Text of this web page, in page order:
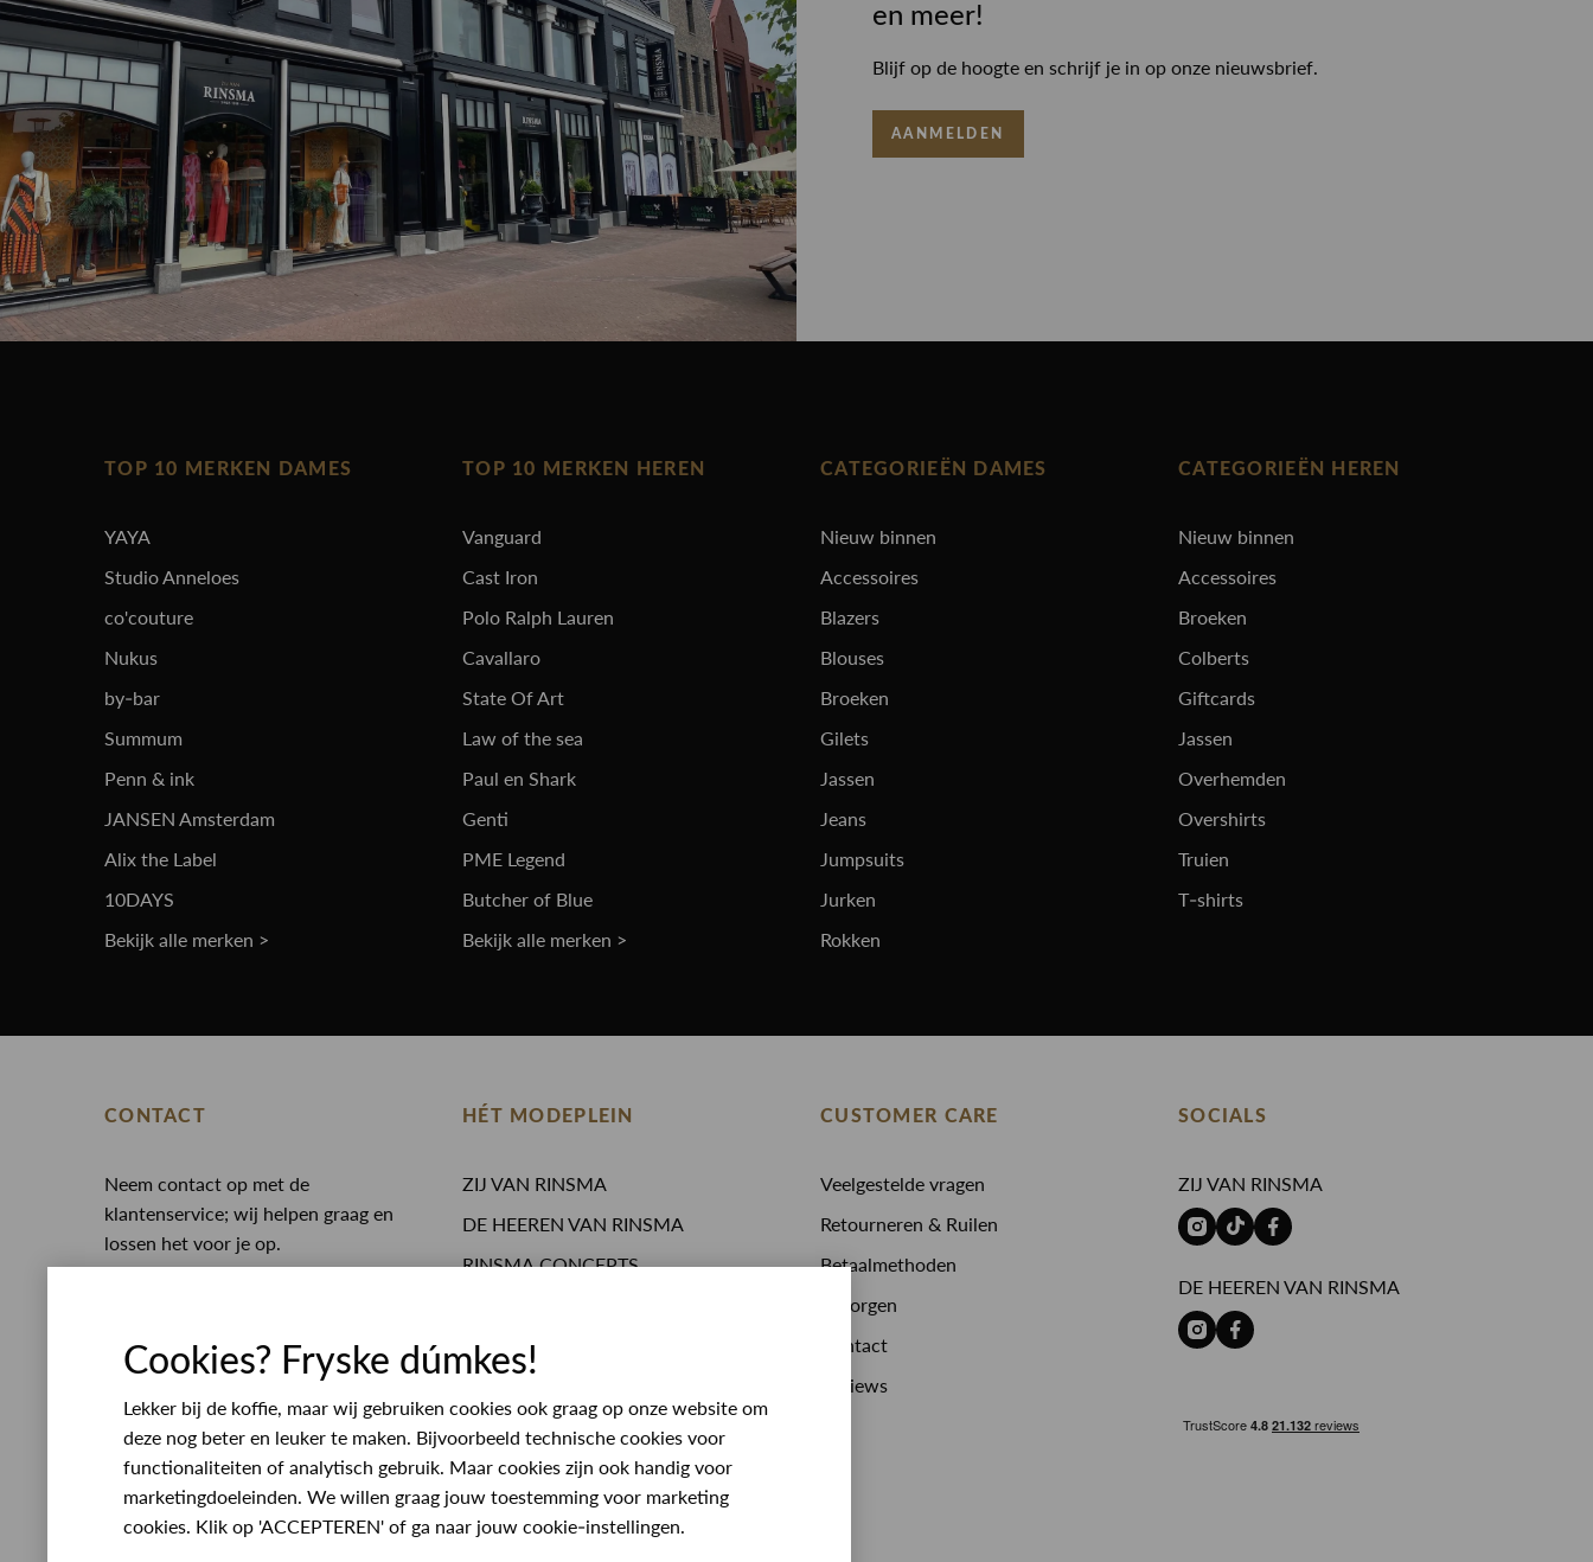
en meer!
Blijf op de hoogte en schrijf je in op onze nieuwsbrief.
AANMELDEN
TOP 10 MERKEN DAMES
YAYA
Studio Anneloes
co'couture
Nukus
by-bar
Summum
Penn & ink
JANSEN Amsterdam
Alix the Label
10DAYS
Bekijk alle merken >
TOP 10 MERKEN HEREN
Vanguard
Cast Iron
Polo Ralph Lauren
Cavallaro
State Of Art
Law of the sea
Paul en Shark
Genti
PME Legend
Butcher of Blue
Bekijk alle merken >
CATEGORIEËN DAMES
Nieuw binnen
Accessoires
Blazers
Blouses
Broeken
Gilets
Jassen
Jeans
Jumpsuits
Jurken
Rokken
CATEGORIEËN HEREN
Nieuw binnen
Accessoires
Broeken
Colberts
Giftcards
Jassen
Overhemden
Overshirts
Truien
T-shirts
CONTACT
Neem contact op met de
klantenservice; wij helpen graag en
lossen het voor je op.
service@rinsmamodeplein.nl
Bezoekadres
Lijnbaan 10
8401 VL Gorredijk
Plan route
Openingstijden
HÉT MODEPLEIN
ZIJ VAN RINSMA
DE HEEREN VAN RINSMA
RINSMA.CONCEPTS
Openingstijden
CUSTOMER CARE
Veelgestelde vragen
Retourneren & Ruilen
Betaalmethoden
Bezorgen
Contact
Reviews
SOCIALS
ZIJ VAN RINSMA
DE HEEREN VAN RINSMA
Cookies? Fryske dúmkes!
Lekker bij de koffie, maar wij gebruiken cookies ook graag op onze website om
deze nog beter en leuker te maken. Bijvoorbeeld technische cookies voor
functionaliteiten of analytisch gebruik. Maar cookies zijn ook handig voor
marketingdoeleinden. We willen graag jouw toestemming voor marketing
cookies. Klik op 'ACCEPTEREN' of ga naar jouw cookie-instellingen.